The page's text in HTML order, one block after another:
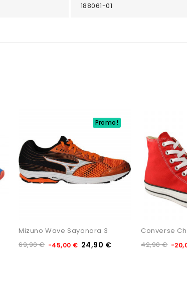
188061-01
Promo!
Mizuno Wave Sayonara 3
69,90 € -45,00 € 24,90 €
Converse
42,90 € -